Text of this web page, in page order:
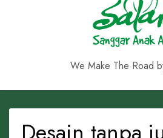
We Make The Road